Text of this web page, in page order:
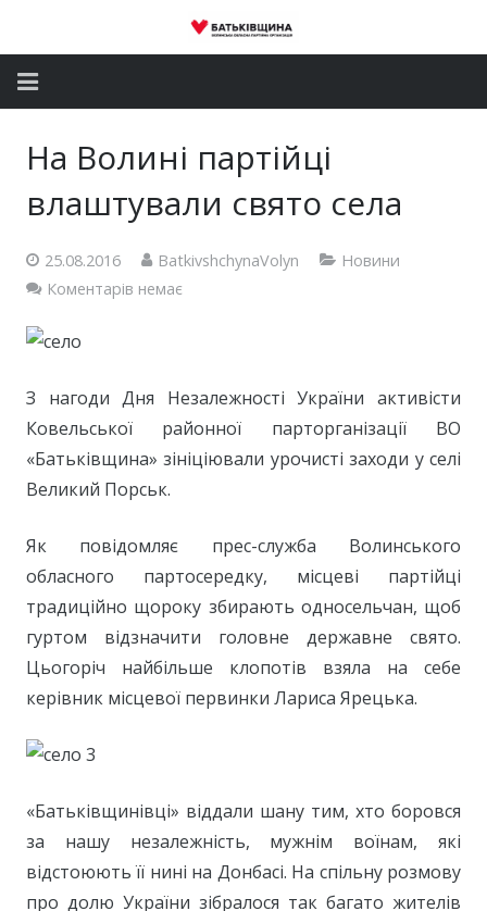
Депутатський корпус
Громадські приймальні
Контакти
На Волині партійці
влаштували свято села
25.08.2016 BatkivshchynaVolyn
Новини
Коментарів немає
З нагоди Дня Незалежності України активісти
Ковельської районної парторганізації ВО
«Батьківщина» зініціювали урочисті заходи у селі
Великий Порськ.
Як повідомляє прес-служба Волинського
обласного партосередку, місцеві партійці
традиційно щороку збирають односельчан, щоб
гуртом відзначити головне державне свято.
Цьогоріч найбільше клопотів взяла на себе
керівник місцевої первинки Лариса Ярецька.
«Батьківщинівці» віддали шану тим, хто боровся
за нашу незалежність, мужнім воїнам, які
відстоюють її нині на Донбасі. На спільну розмову
про долю України зібралося так багато жителів